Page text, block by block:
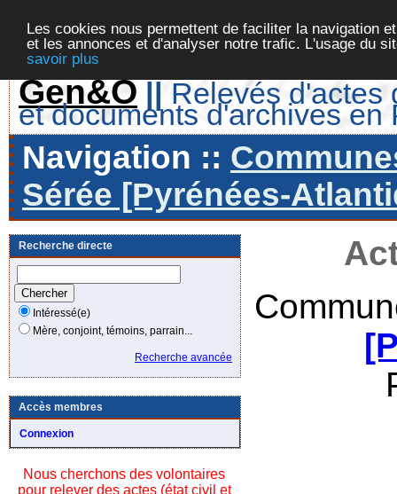
Les cookies nous permettent de faciliter la navigation
et les annonces et d'analyser notre trafic. L'usage du
savoir plus
Gen&O || Relevés d'actes
et documents d'archives en
Navigation ::
Sérée [Pyrénées-
Recherche directe
Intéressé(e)
Mère, conjoint, témoins, parrain...
Recherche avancée
Accès membres
Connexion
Nous cherchons des volontaires
pour relever des actes (état civil et